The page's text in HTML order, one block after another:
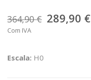
364,90 € 289,90 €
Com IVA
Escala: H0